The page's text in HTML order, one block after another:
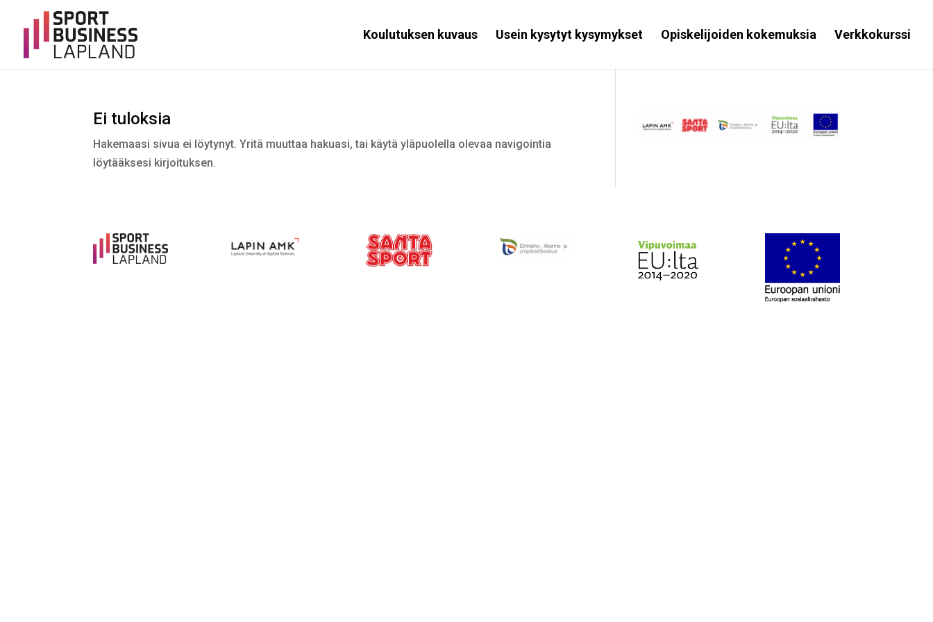
Koulutuksen kuvaus Usein kysytyt kysymykset Opiskelijoiden kokemuksia Verkkokurssi
Ei tuloksia
Hakemaasi sivua ei löytynyt. Yritä muuttaa hakuasi, tai käytä yläpuolella olevaa navigointia
löytääksesi kirjoituksen.